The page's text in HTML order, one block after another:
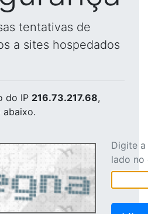
tentativas de
a sites hospedados
do IP 216.73.217.68,
abaixo.
Digite
lado no